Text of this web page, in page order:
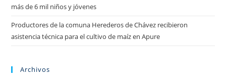
más de 6 mil niños y jóvenes
Productores de la comuna Herederos de Chávez recibieron
asistencia técnica para el cultivo de maíz en Apure
Archivos